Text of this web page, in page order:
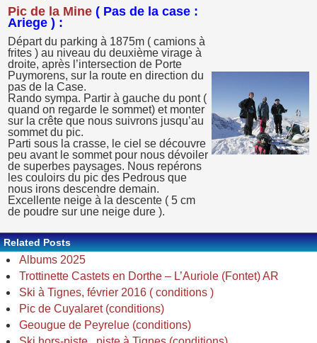
Pic de la Mine ( Pas de la case :
Ariege ) :
Départ du parking à 1875m ( camions à
frites ) au niveau du deuxième virage à
droite, après l’intersection de Porte
Puymorens, sur la route en direction du
pas de la Case.
Rando sympa. Partir à gauche du pont (
quand on regarde le sommet) et monter
sur la crête que nous suivrons jusqu’au
sommet du pic.
Parti sous la crasse, le ciel se découvre
peu avant le sommet pour nous dévoiler
de superbes paysages. Nous repérons
les couloirs du pic des Pedrous que
nous irons descendre demain.
Excellente neige à la descente ( 5 cm
de poudre sur une neige dure ).
Related Posts
Albums 2025
Trottinette Castets en Dorthe – L’Auriole (Fontet) AR
Ski à Tignes, février 2016 ( conditions )
Pic de Cuyalaret (conditions)
Geougue de Peyrelue (conditions)